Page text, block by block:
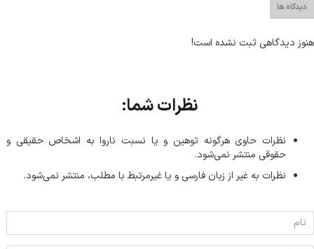
دیدگاه ها
هنوز دیدگاهی ثبت نشده است!
نظرات شما:
نظرات حاوی هرگونه توهین و یا نسبت ناروا به اشخاص حقیقی و
حقوقی منتشر نمی‌شود.
نظرات به غیر از زبان فارسی و یا غیر‌مرتبط با مطلب، منتشر نمی‌شود.